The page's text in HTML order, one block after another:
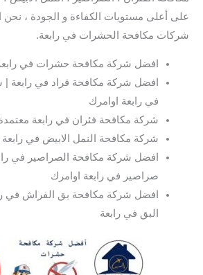
على أعلى مستويات الكفاءة و الجودة ، نحن
شركات مكافحة الحشرات في رابعة.
افضل شركة مكافحة حشرات في
افضل شركة مكافحة قراد في رابعة |
في رابعة اوامرك
شركة مكافحة فئران في رابعة
شركة مكافحة النمل الابيض في رابعة
افضل شركة مكافحة الصراصير في
صراصير في رابعة اوامرك
افضل شركة مكافحة بق الفراش في
البق في رابعة